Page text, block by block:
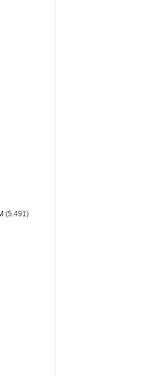
(5.491)